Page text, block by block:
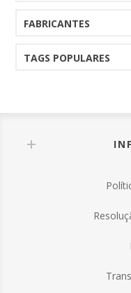
FABRICANTES
TAGS POPULARES